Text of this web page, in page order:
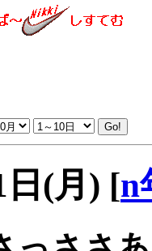
日(月) [n